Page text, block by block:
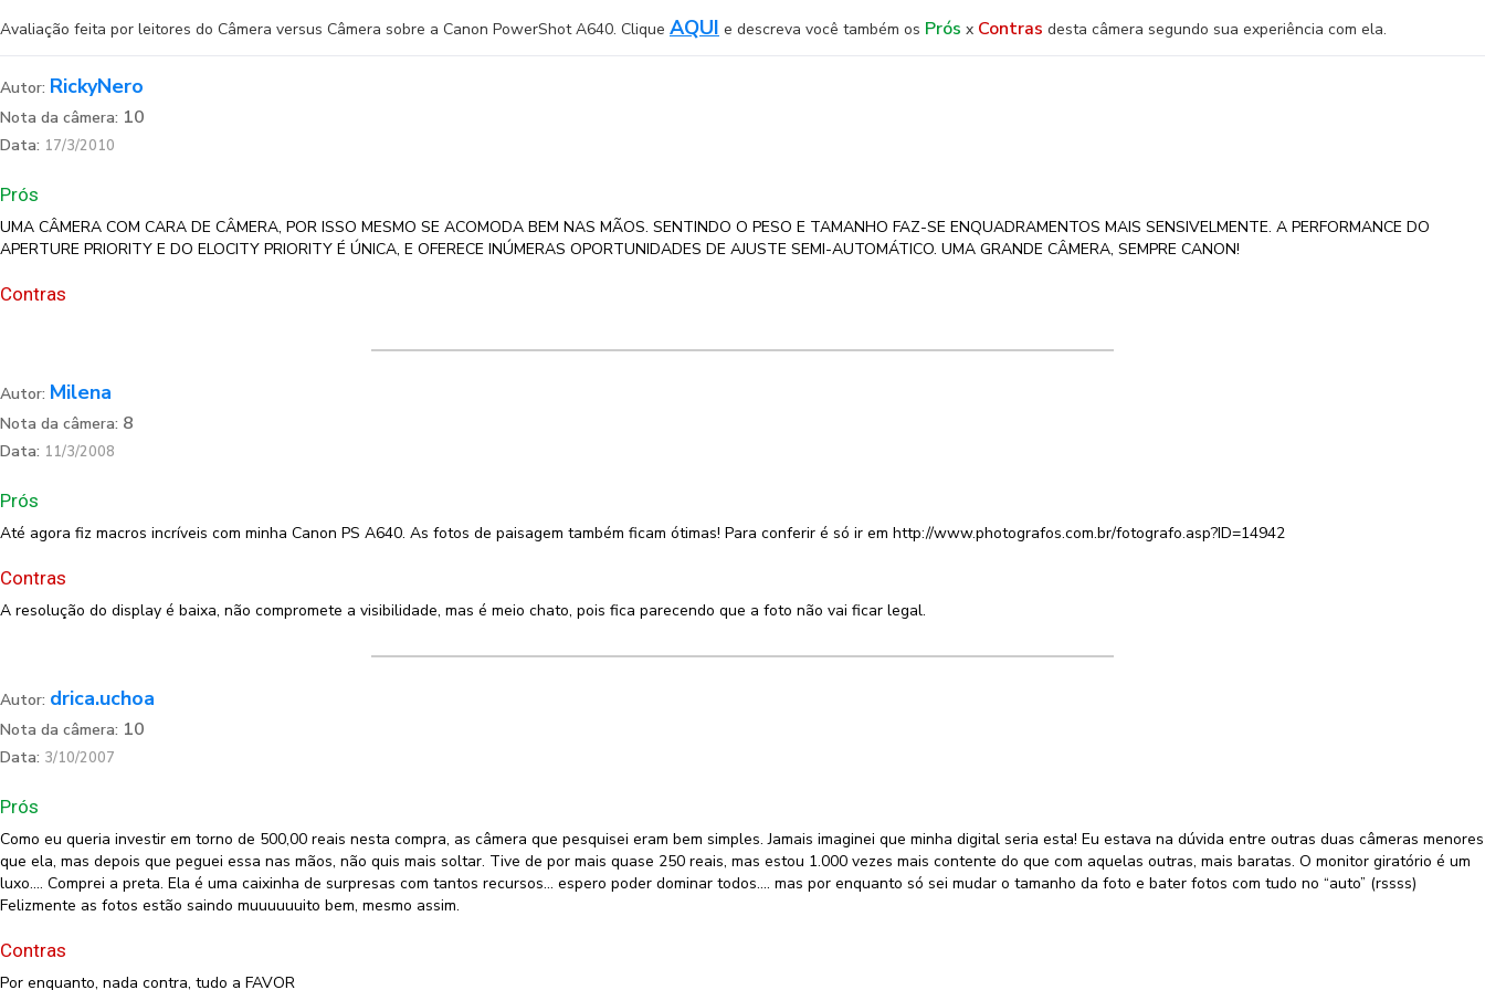
Avaliação feita por leitores do Câmera versus Câmera sobre a Canon PowerShot A640. Clique AQUI e descreva você também os Prós x Contras desta câmera segundo sua experiência com ela.
Autor: RickyNero
Nota da câmera: 10
Data: 17/3/2010
Prós
UMA CÂMERA COM CARA DE CÂMERA, POR ISSO MESMO SE ACOMODA BEM NAS MÃOS. SENTINDO O PESO E TAMANHO FAZ-SE ENQUADRAMENTOS MAIS SENSIVELMENTE. A PERFORMANCE DO
APERTURE PRIORITY E DO ELOCITY PRIORITY É ÚNICA, E OFERECE INÚMERAS OPORTUNIDADES DE AJUSTE SEMI-AUTOMÁTICO. UMA GRANDE CÂMERA, SEMPRE CANON!
Contras
Autor: Milena
Nota da câmera: 8
Data: 11/3/2008
Prós
Até agora fiz macros incríveis com minha Canon PS A640. As fotos de paisagem também ficam ótimas! Para conferir é só ir em http://www.photografos.com.br/fotografo.asp?ID=14942
Contras
A resolução do display é baixa, não compromete a visibilidade, mas é meio chato, pois fica parecendo que a foto não vai ficar legal.
Autor: drica.uchoa
Nota da câmera: 10
Data: 3/10/2007
Prós
Como eu queria investir em torno de 500,00 reais nesta compra, as câmera que pesquisei eram bem simples. Jamais imaginei que minha digital seria esta! Eu estava na dúvida entre outras duas câmeras menores
que ela, mas depois que peguei essa nas mãos, não quis mais soltar. Tive de por mais quase 250 reais, mas estou 1.000 vezes mais contente do que com aquelas outras, mais baratas. O monitor giratório é um
luxo.... Comprei a preta. Ela é uma caixinha de surpresas com tantos recursos... espero poder dominar todos.... mas por enquanto só sei mudar o tamanho da foto e bater fotos com tudo no “auto” (rssss)
Felizmente as fotos estão saindo muuuuuuito bem, mesmo assim.
Contras
Por enquanto, nada contra, tudo a FAVOR